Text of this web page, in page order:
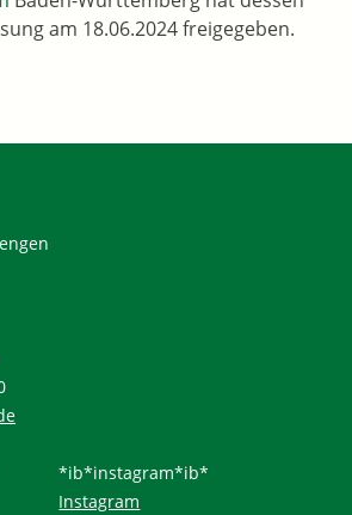
am 18.06.2024 freigegeben.
*ib*instagram*ib*
Instagram